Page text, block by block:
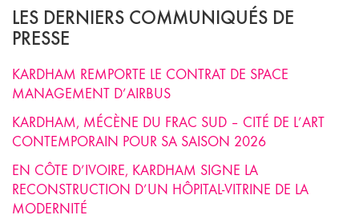
LES DERNIERS COMMUNIQUÉS DE
PRESSE
KARDHAM REMPORTE LE CONTRAT DE SPACE
MANAGEMENT D’AIRBUS
KARDHAM, MÉCÈNE DU FRAC SUD – CITÉ DE L’ART
CONTEMPORAIN POUR SA SAISON 2026
EN CÔTE D’IVOIRE, KARDHAM SIGNE LA
RECONSTRUCTION D’UN HÔPITAL-VITRINE DE LA
MODERNITÉ